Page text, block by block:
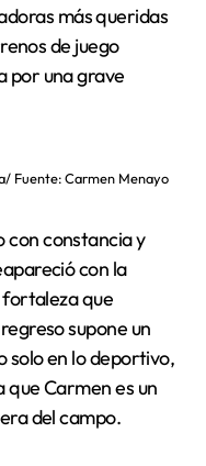
más queridas
de juego
por una grave
Fuente: Carmen Menayo
con constancia y
con la
que
supone un
solo en lo deportivo,
que Carmen es un
del campo.